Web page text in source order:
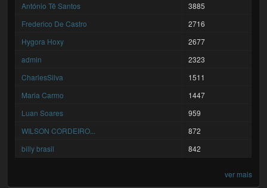
António Tê Santos
3885
Frederico De Castro
2716
Hygora Hoxy
2677
admin
2323
CharlesSilva
1511
Maria Carmo
1447
Luan Soares
959
WILSON CORDEIRO...
872
billy brasil
842
ver mais